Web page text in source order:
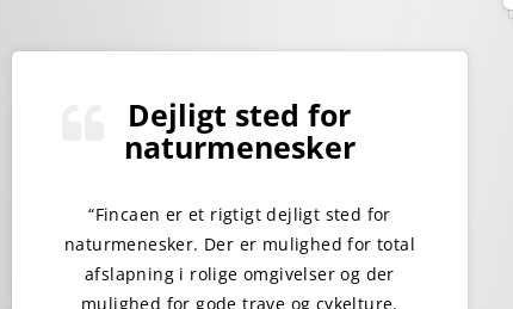
Dejligt sted for
naturmenesker
“Fincaen er et rigtigt dejligt sted for
naturmenesker. Der er mulighed for total
afslapning i rolige omgivelser og der
mulighed for gode trave og cykelture.